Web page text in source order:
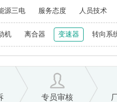
源三电 服务态度 人员技术
机 离合器 变速器 转向系
专员审核